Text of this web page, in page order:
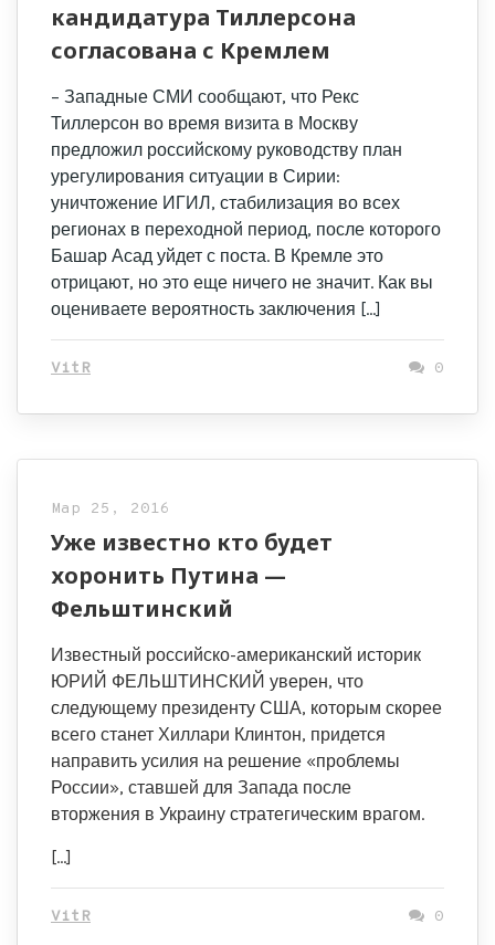
кандидатура Тиллерсона
согласована с Кремлем
– Западные СМИ сообщают, что Рекс
Тиллерсон во время визита в Москву
предложил российскому руководству план
урегулирования ситуации в Сирии:
уничтожение ИГИЛ, стабилизация во всех
регионах в переходной период, после которого
Башар Асад уйдет с поста. В Кремле это
отрицают, но это еще ничего не значит. Как вы
оцениваете вероятность заключения […]
VitR 0
Мар 25, 2016
Уже известно кто будет
хоронить Путина —
Фельштинский
Известный российско-американский историк
ЮРИЙ ФЕЛЬШТИНСКИЙ уверен, что
следующему президенту США, которым скорее
всего станет Хиллари Клинтон, придется
направить усилия на решение «проблемы
России», ставшей для Запада после
вторжения в Украину стратегическим врагом.
[…]
VitR 0